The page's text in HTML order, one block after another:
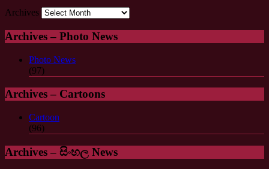
Archives
Archives – Photo News
Photo News
(97)
Archives – Cartoons
Cartoon
(96)
Archives – සිංහල News